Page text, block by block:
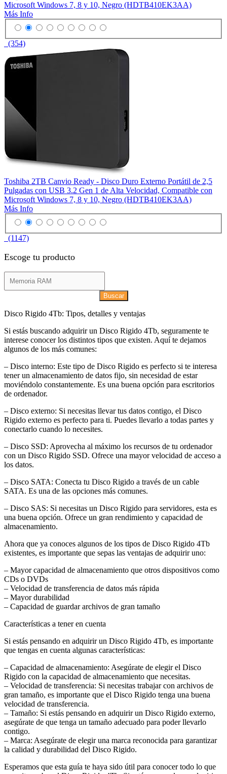
Microsoft Windows 7, 8 y 10, Negro (HDTB410EK3AA)
Más Info
(354)
Toshiba 2TB Canvio Ready - Disco Duro Externo Portátil de 2,5
Pulgadas con USB 3.2 Gen 1 de Alta Velocidad, Compatible con
Microsoft Windows 7, 8 y 10, Negro (HDTB410EK3AA)
Más Info
(1147)
Escoge tu producto
Buscar
Disco Rigido 4Tb: Tipos, detalles y ventajas
Si estás buscando adquirir un Disco Rigido 4Tb, seguramente te
interese conocer los distintos tipos que existen. Aquí te dejamos
algunos de los más comunes:
– Disco interno: Este tipo de Disco Rigido es perfecto si te interesa
tener un almacenamiento de datos fijo, sin necesidad de estar
moviéndolo constantemente. Es una buena opción para escritorios
de ordenador.
– Disco externo: Si necesitas llevar tus datos contigo, el Disco
Rigido externo es perfecto para ti. Puedes llevarlo a todas partes y
conectarlo cuando lo necesites.
– Disco SSD: Aprovecha al máximo los recursos de tu ordenador
con un Disco Rigido SSD. Ofrece una mayor velocidad de acceso a
los datos.
– Disco SATA: Conecta tu Disco Rigido a través de un cable
SATA. Es una de las opciones más comunes.
– Disco SAS: Si necesitas un Disco Rigido para servidores, esta es
una buena opción. Ofrece un gran rendimiento y capacidad de
almacenamiento.
Ahora que ya conoces algunos de los tipos de Disco Rigido 4Tb
existentes, es importante que sepas las ventajas de adquirir uno:
– Mayor capacidad de almacenamiento que otros dispositivos como
CDs o DVDs
– Velocidad de transferencia de datos más rápida
– Mayor durabilidad
– Capacidad de guardar archivos de gran tamaño
Características a tener en cuenta
Si estás pensando en adquirir un Disco Rigido 4Tb, es importante
que tengas en cuenta algunas características:
– Capacidad de almacenamiento: Asegúrate de elegir el Disco
Rigido con la capacidad de almacenamiento que necesitas.
– Velocidad de transferencia: Si necesitas trabajar con archivos de
gran tamaño, es importante que el Disco Rigido tenga una buena
velocidad de transferencia.
– Tamaño: Si estás pensando en adquirir un Disco Rigido externo,
asegúrate de que tenga un tamaño adecuado para poder llevarlo
contigo.
– Marca: Asegúrate de elegir una marca reconocida para garantizar
la calidad y durabilidad del Disco Rigido.
Esperamos que esta guía te haya sido útil para conocer todo lo que